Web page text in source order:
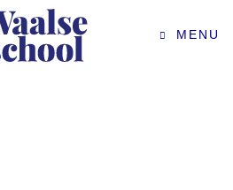
MENU